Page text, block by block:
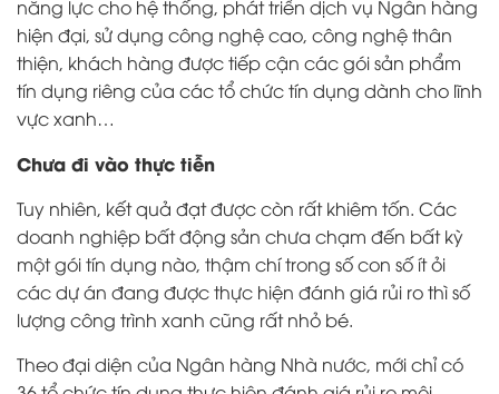
năng lực cho hệ thống, phát triển dịch vụ Ngân hàng
hiện đại, sử dụng công nghệ cao, công nghệ thân
thiện, khách hàng được tiếp cận các gói sản phẩm
tín dụng riêng của các tổ chức tín dụng dành cho lĩnh
vực xanh…
Chưa đi vào thực tiễn
Tuy nhiên, kết quả đạt được còn rất khiêm tốn. Các
doanh nghiệp bất động sản chưa chạm đến bất kỳ
một gói tín dụng nào, thậm chí trong số con số ít ỏi
các dự án đang được thực hiện đánh giá rủi ro thì số
lượng công trình xanh cũng rất nhỏ bé.
Theo đại diện của Ngân hàng Nhà nước, mới chỉ có